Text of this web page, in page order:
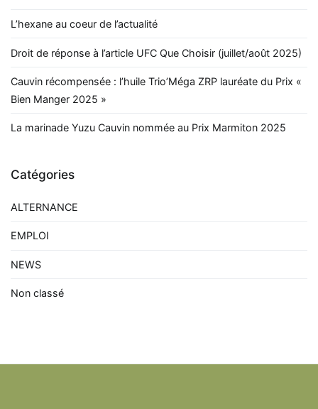
L’hexane au coeur de l’actualité
Droit de réponse à l’article UFC Que Choisir (juillet/août 2025)
Cauvin récompensée : l’huile Trio’Méga ZRP lauréate du Prix «
Bien Manger 2025 »
La marinade Yuzu Cauvin nommée au Prix Marmiton 2025
Catégories
ALTERNANCE
EMPLOI
NEWS
Non classé